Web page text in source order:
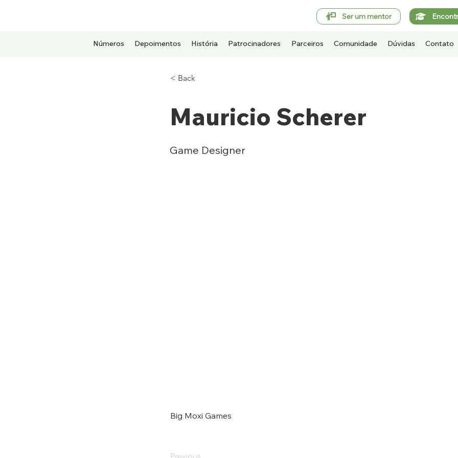
Ser um mentor
Números Depoimentos História Patrocinadores Parceiros Comunidade Dúvidas Contato
< Back
Mauricio Scherer
Game Designer
Big Moxi Games